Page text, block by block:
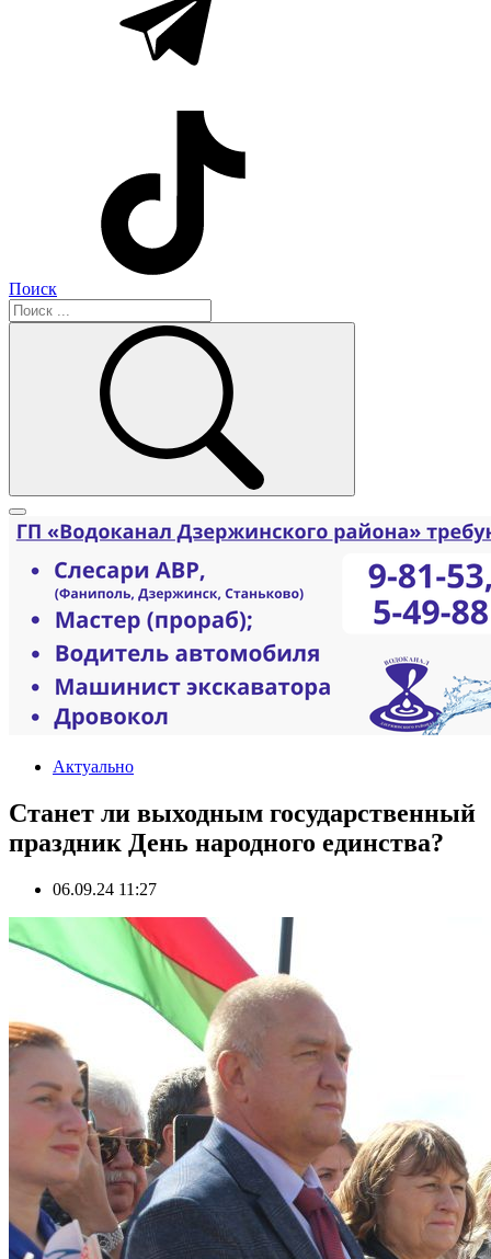
Поиск
Актуально
Станет ли выходным государственный
праздник День народного единства?
06.09.24 11:27